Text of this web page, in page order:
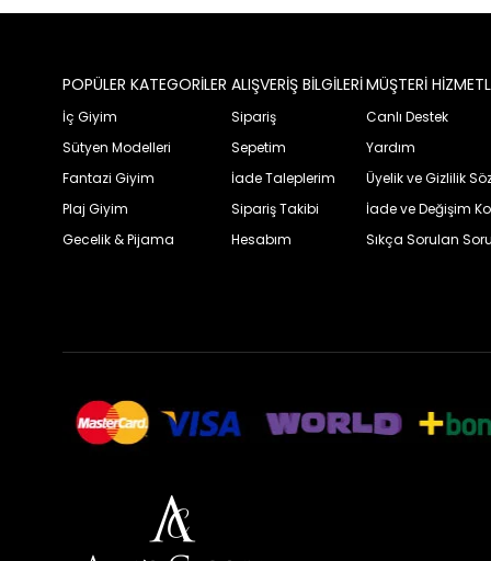
POPÜLER KATEGORİLER
İç Giyim
Sütyen Modelleri
Fantazi Giyim
Plaj Giyim
Gecelik & Pijama
ALIŞVERİŞ BİLGİLERİ
Sipariş
Sepetim
İade Taleplerim
Sipariş Takibi
Hesabım
MÜŞTERİ
Canlı Destek
Yardım
Üyelik ve Gizlilik
İade ve Değişim
Sıkça Sorulan